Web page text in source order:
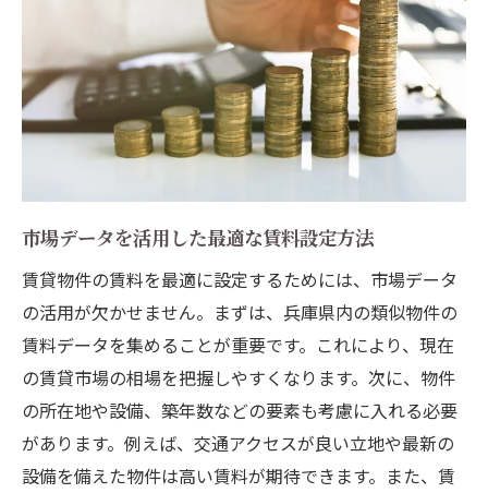
市場データを活用した最適な賃料設定方法
賃貸物件の賃料を最適に設定するためには、市場データ
の活用が欠かせません。まずは、兵庫県内の類似物件の
賃料データを集めることが重要です。これにより、現在
の賃貸市場の相場を把握しやすくなります。次に、物件
の所在地や設備、築年数などの要素も考慮に入れる必要
があります。例えば、交通アクセスが良い立地や最新の
設備を備えた物件は高い賃料が期待できます。また、賃